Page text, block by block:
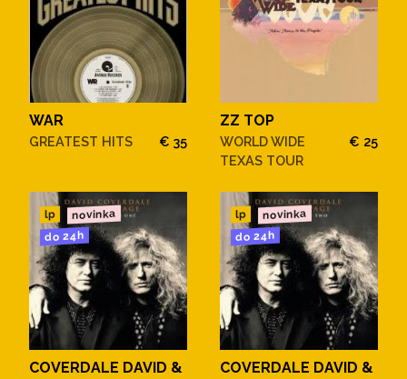
WAR
GREATEST HITS € 35
ZZ TOP
WORLD WIDE
TEXAS TOUR
€ 25
lp novinka
do 24h
COVERDALE DAVID &
lp novinka
do 24h
COVERDALE DAVID &